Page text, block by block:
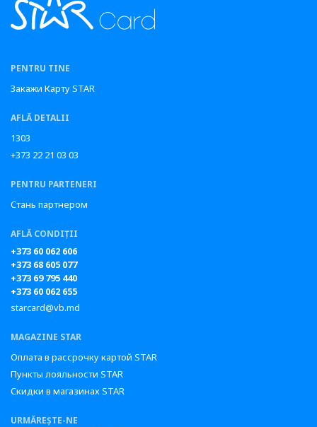
PENTRU TINE
Закажи Карту STAR
AFLĂ DETALII
1303
+373 22 21 03 03
PENTRU PARTENERI
Стань партнером
AFLĂ CONDIȚII
+373 60 062 606
+373 68 605 077
+373 69 795 440
+373 60 062 655
starcard@vb.md
MAGAZINE STAR
Оплата в рассрочку картой STAR
Пункты лояльности STAR
Скидки в магазинах STAR
URMĂREȘTE-NE